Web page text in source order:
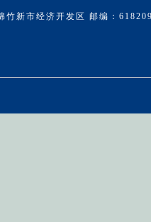
竹新市经济开发区 邮编：